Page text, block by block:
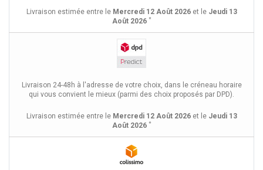
Livraison estimée entre le Mercredi 12 Août 2026et le Jeudi 13
Août 2026 *
Livraison 24-48h à l'adresse de votre choix, dans le créneau horaire
qui vous convient le mieux (parmi des choix proposés par DPD).
Livraison estimée entre le Mercredi 12 Août 2026et le Jeudi 13
Août 2026 *